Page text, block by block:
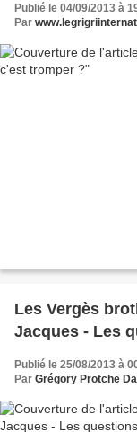
Publié le 04/09/2013 à
Par
Les Vergès
Jacques - Les
Publié le 25/08/2013 à
Par Grégory Protche